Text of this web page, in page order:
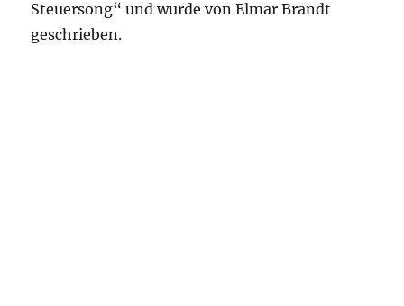
Steuersong“ und wurde von Elmar Brandt
geschrieben.